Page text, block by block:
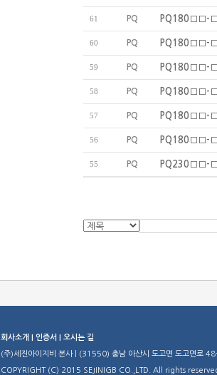
61 PQ PQ180□□-
60 PQ PQ180□□-
59 PQ PQ180□□-
58 PQ PQ180□□-
57 PQ PQ180□□-
56 PQ PQ180□□-
55 PQ PQ230□□-
회사소개 | 인증서 | 오시는 길
(주)세진아이지비 본사 | (31550) 충남 아산시 도고면 도고
COPYRIGHT (C) 2015 SEJINIGB CO.,LTD. All rights